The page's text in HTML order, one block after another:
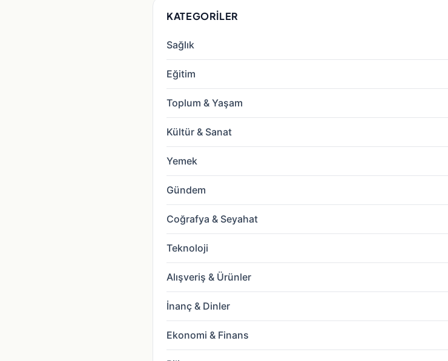
KATEGORILER
Sağlık
Eğitim
Toplum & Yaşam
Kültür & Sanat
Yemek
Gündem
Coğrafya & Seyahat
Teknoloji
Alışveriş & Ürünler
İnanç & Dinler
Ekonomi & Finans